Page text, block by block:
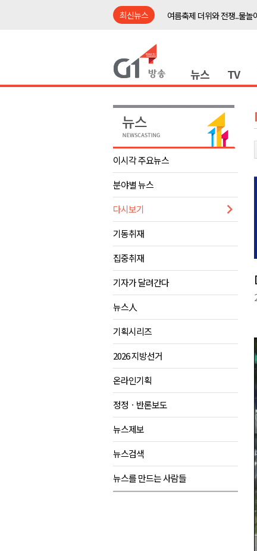
최신뉴스
여름축제 더위와 전쟁..물놀
검찰청 폐지..해결 과제 산적
영월군, 국·도비 확보 보고회
삼척 공공산후조리원 이전
강원자치도교육청 교감급 이
여름축제 더위와 전쟁..물놀
강원도, 최휘영 문체부장관과
이광재 국회 예결위원장, 강
육동한 시장, 국제스케이트
영월군, 국·도비 확보 보고
삼척 공공산후조리원 이전 시
강원자치도교육청 교감급
뉴스 TV
이시각 주요뉴스
분야별 뉴스
다시보기
기동취재
집중취재
기자가 달려간다
뉴스人
기획시리즈
2026 지방선거
온라인기획
정정ㆍ반론보도
뉴스제보
뉴스검색
뉴스를 만드는 사람들